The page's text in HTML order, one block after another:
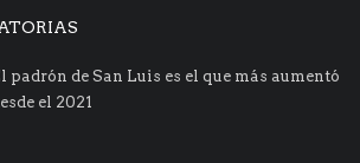
padrón de San Luis es el que más aumentó
el 2021